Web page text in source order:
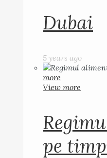
Dubai
5 years ago
more
View more
pe